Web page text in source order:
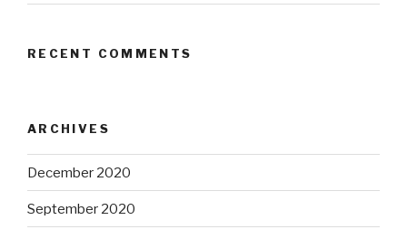
RECENT COMMENTS
ARCHIVES
December 2020
September 2020